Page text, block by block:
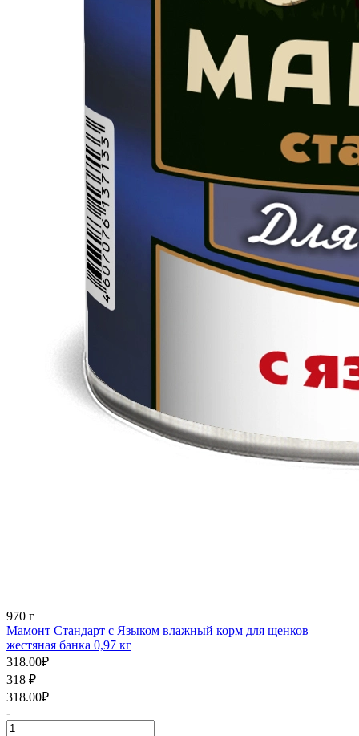
970 г
Мамонт Стандарт с Языком влажный корм для щенков
жестяная банка 0,97 кг
318.00₽
318 ₽
318.00₽
-